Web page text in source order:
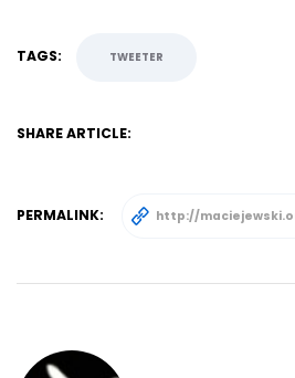
TAGS: TWEETER
SHARE ARTICLE:
PERMALINK: